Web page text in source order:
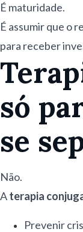
É maturidade.
É assumir que o
para receber
só
se
Não.
Aterapia
Prevenir